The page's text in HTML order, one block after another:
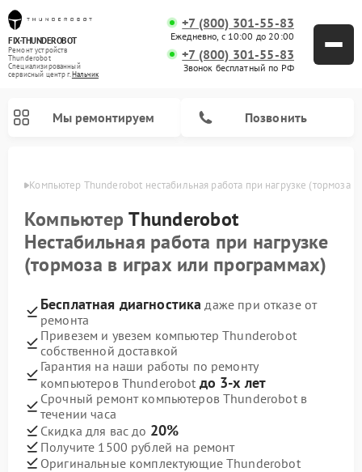
FIX-THUNDEROBOT
Ремонт устройств
Thunderobot
Специализированный
cервисный центр г.Нальчик
+7 (800) 301-55-83
Ежедневно, с 10:00 до 20:00
+7 (800) 301-55-83
Звонок бесплатный по РФ
Мы ремонтируем Позвонить
Компьютер Thunderobot нестабильная работа при нагрузке (тормоза
КомпьютерThunderobot
Нестабильная работа при нагрузке
(тормоза в играх или программах)
Бесплатная диагностика даже при отказе от
ремонта
Привезем и увезем компьютер Thunderobot
собственной доставкой
Гарантия на наши работы по ремонту
компьютеров Thunderobot до 3-х лет
Срочный ремонт компьютеров Thunderobot в
течении часа
Скидка для вас до 20%
Получите 1500 рублей на ремонт
Оригинальные комплектующие Thunderobot